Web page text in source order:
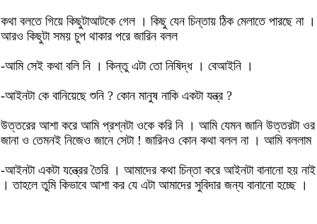
কথা বলতে গিয়ে কিছুটাআটকে গেল । কিছু যেন চিন্তায় ঠিক মেলাতে পারছে না ।
আরও কিছুটা সময় চুপ থাকার পরে জারিন বলল
-আমি সেই কথা বলি নি । কিন্তু এটা তো নিষিদ্ধ । বেআইনি ।
-আইনটা কে বানিয়েছে শুনি ? কোন মানুষ নাকি একটা যন্ত্র ?
উত্তরের আশা করে আমি প্রশ্নটা ওকে করি নি । আমি যেমন জানি উত্তরটা ওর
জানা ও তেমনই নিজেও জানে সেটা ! জারিনও কোন কথা বলল না । আমি বললাম
-আইনটা একটা যন্ত্রের তৈরি । আমাদের কথা চিন্তা করে আইনটা বানানো হয় নাই
। তাহলে তুমি কিভাবে আশা কর যে এটা আমাদের সুবিদার জন্য বানানো হচ্ছে ।